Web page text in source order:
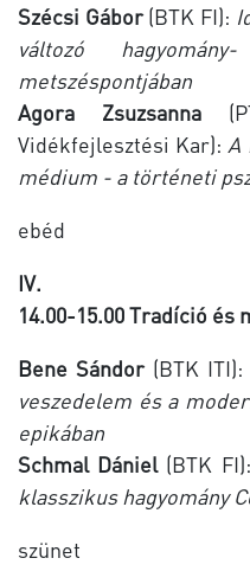
Szécsi Gábor(BTK FI):
változó
metszéspontjában
Agora Zsuzsanna
Vidékfejlesztési Kar): A
médium - a történeti
ebéd
IV.
14.00-15.00 Tradíció
Bene Sándor (BTK ITI):
veszedelem és a
epikában
Schmal Dániel (BTK FI):
klasszikus hagyomány
szünet